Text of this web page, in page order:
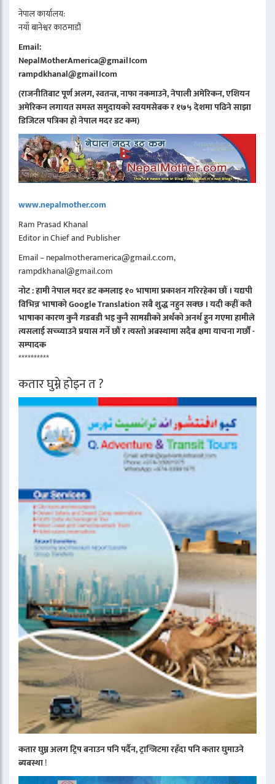
नेपाल कार्यालय:
नयाँ बानेश्वर काठमाडौं
Email:
NepalMotherAmerica@gmail।com
rampdkhanal@gmail।com
(राजनीतिबाट पूर्ण अलग, स्वतन्त्र, नाफा नकमाउने, नेपाली अमेरिकन, एशियन
अमेरिकन लगायत समस्त समुदायको स्वयमसेबक र १७५ देशमा पढिने साझा
डिजिटल पत्रिका हो नेपाल मदर डट कम)
www.nepalmother.com
Ram Prasad Khanal
Editor in Chief and Publisher
Email – nepalmotheramerica@gmail.c.com,
rampdkhanal@gmail.com
नोट : हामी नेपाल मदर डट कमलाइ १० भाषामा प्रकाशन गरिरहेका छौं । यद्यपी
विभिन्न भाषाको Google Translation सबै शुद्ध नहुन सक्छ । यदी कहीं कतै
भाषाका कारण कुनै गडबडी भइ कुनै सामग्रीको अर्थको अनर्थ हुन गएमा हामीले
त्यसलाई सच्च्याउने प्रयास गर्ने छौं र त्यस्तो अबस्थामा सदैब क्षमा याचना गर्छौं -
सम्पादक
**********
कतार घुम्ने होइन त ?
कतार घुम्न अलग ट्रिप बनाउन पनि पर्दैन, ट्रान्जिटमा रहँदा पनि कतार घुमाउने
ब्यबस्था!